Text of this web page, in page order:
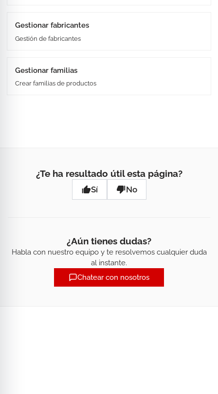
Gestionar fabricantes
Gestión de fabricantes
Gestionar familias
Crear familias de productos
¿Te ha resultado útil esta página?
Sí No
¿Aún tienes dudas?
Habla con nuestro equipo y te resolvemos cualquier duda
al instante.
Chatear con nosotros